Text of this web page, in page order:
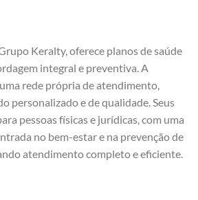
Keralty, oferece planos de saúde
integral e preventiva. A
rede própria de atendimento,
personalizado e de qualidade. Seus
pessoas físicas e jurídicas, com uma
no bem-estar e na prevenção de
atendimento completo e eficiente.